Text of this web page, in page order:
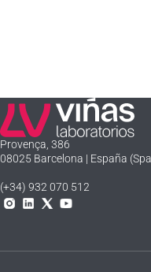
Laboratorios Viñas
Provença, 386
08025 Barcelona | España
(+34) 932 070 512
Instagram
Linkedln
X YouTube